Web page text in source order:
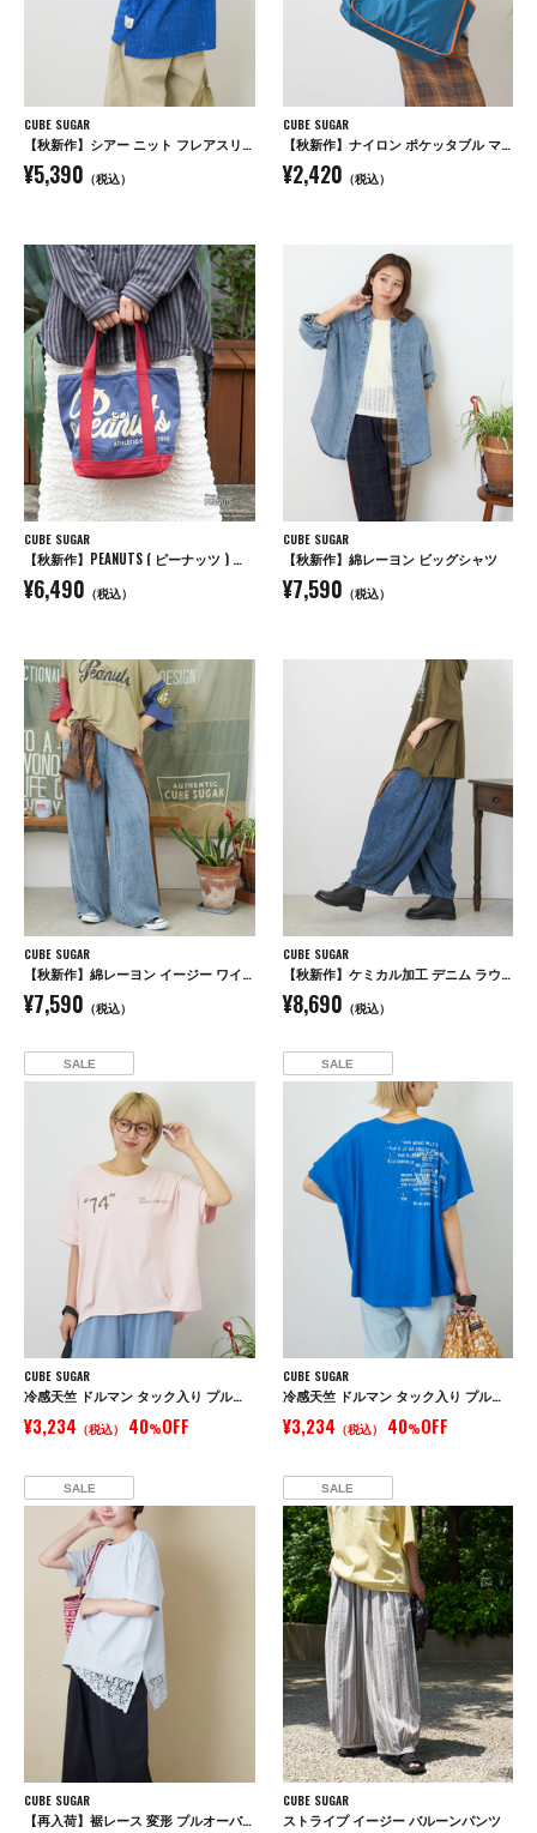
CUBE SUGAR
【秋新作】シアー ニット フレアスリーブ プルオーバー
¥5,390 （税込）
CUBE SUGAR
【秋新作】ナイロン ポケッタブル マルシェ バッグ
¥2,420 （税込）
CUBE SUGAR
【秋新作】PEANUTS ( ピーナッツ ) キャンバス トートバッグ
¥6,490 （税込）
CUBE SUGAR
【秋新作】綿レーヨン ビッグシャツ
¥7,590 （税込）
CUBE SUGAR
【秋新作】綿レーヨン イージー ワイドパンツ
¥7,590 （税込）
CUBE SUGAR
【秋新作】ケミカル加工 デニム ラウンド切替 バルーンパンツ
¥8,690 （税込）
SALE
CUBE SUGAR
冷感天竺 ドルマン タック入り プルオーバー Tシャツ
¥3,234 （税込） 40%OFF
SALE
CUBE SUGAR
冷感天竺 ドルマン タック入り プルオーバー Tシャツ
¥3,234 （税込） 40%OFF
SALE
CUBE SUGAR
【再入荷】裾レース 変形 プルオーバー Tシャツ
SALE
CUBE SUGAR
ストライプ イージー バルーンパンツ